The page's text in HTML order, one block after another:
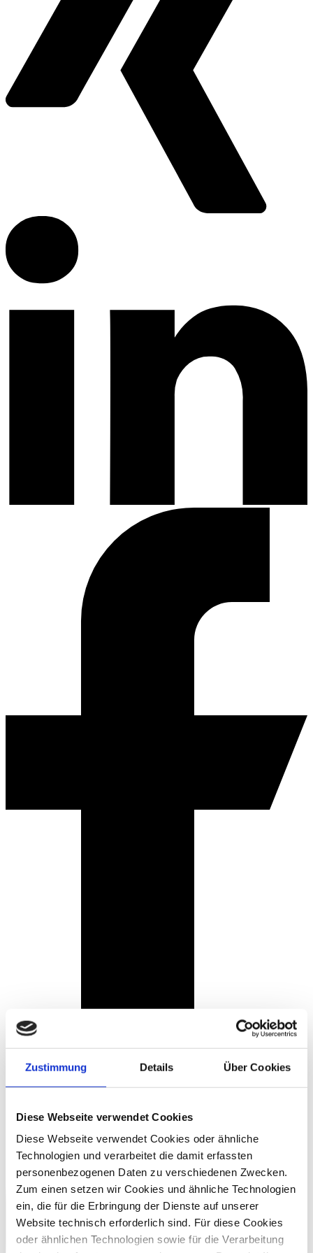
Zustimmung Details Über Cookies
Diese Webseite verwendet Cookies
Diese Webseite verwendet Cookies oder ähnliche
Technologien und verarbeitet die damit erfassten
personenbezogenen Daten zu verschiedenen Zwecken.
Zum einen setzen wir Cookies und ähnliche Technologien
ein, die für die Erbringung der Dienste auf unserer
Website technisch erforderlich sind. Für diese Cookies
oder ähnlichen Technologien sowie für die Verarbeitung